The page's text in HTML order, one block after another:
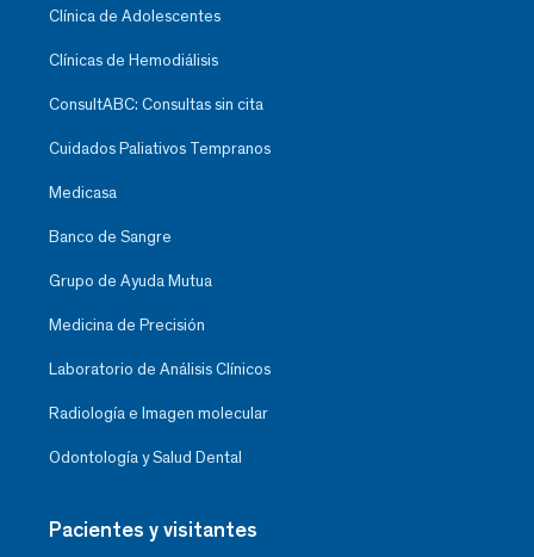
Clínica de Adolescentes
Clínicas de Hemodiálisis
ConsultABC: Consultas sin cita
Cuidados Paliativos Tempranos
Medicasa
Banco de Sangre
Grupo de Ayuda Mutua
Medicina de Precisión
Laboratorio de Análisis Clínicos
Radiología e Imagen molecular
Odontología y Salud Dental
Pacientes y visitantes